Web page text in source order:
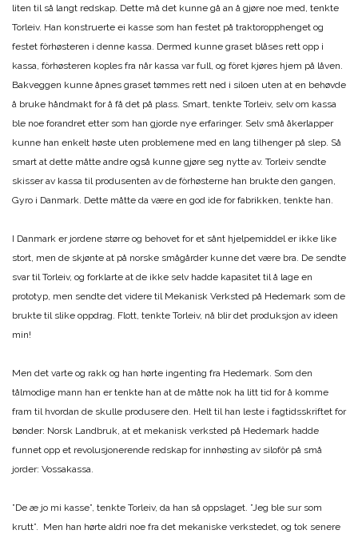
liten til så langt redskap. Dette må det kunne gå an å gjøre noe med, tenkte
Torleiv. Han konstruerte ei kasse som han festet på traktoropphenget og
festet fòrhøsteren i denne kassa. Dermed kunne graset blåses rett opp i
kassa, fòrhøsteren koples fra når kassa var full, og fòret kjøres hjem på låven.
Bakveggen kunne åpnes graset tømmes rett ned i siloen uten at en behøvde
å bruke håndmakt for å få det på plass. Smart, tenkte Torleiv, selv om kassa
ble noe forandret etter som han gjorde nye erfaringer. Selv små åkerlapper
kunne han enkelt høste uten problemene med en lang tilhenger på slep. Så
smart at dette måtte andre også kunne gjøre seg nytte av. Torleiv sendte
skisser av kassa til produsenten av de fòrhøsterne han brukte den gangen,
Gyro i Danmark. Dette måtte da være en god ide for fabrikken, tenkte han.
I Danmark er jordene større og behovet for et sånt hjelpemiddel er ikke like
stort, men de skjønte at på norske smågårder kunne det være bra. De sendte
svar til Torleiv, og forklarte at de ikke selv hadde kapasitet til å lage en
prototyp, men sendte det videre til Mekanisk Verksted på Hedemark som de
brukte til slike oppdrag. Flott, tenkte Torleiv, nå blir det produksjon av ideen
min!
Men det varte og rakk og han hørte ingenting fra Hedemark. Som den
tålmodige mann han er tenkte han at de måtte nok ha litt tid for å komme
fram til hvordan de skulle produsere den. Helt til han leste i fagtidsskriftet for
bønder: Norsk Landbruk, at et mekanisk verksted på Hedemark hadde
funnet opp et revolusjonerende redskap for innhøsting av silofôr på små
jorder: Vossakassa.
”De æ jo mi kasse”, tenkte Torleiv, da han så oppslaget. ”Jeg ble sur som
krutt”. Men han hørte aldri noe fra det mekaniske verkstedet, og tok senere